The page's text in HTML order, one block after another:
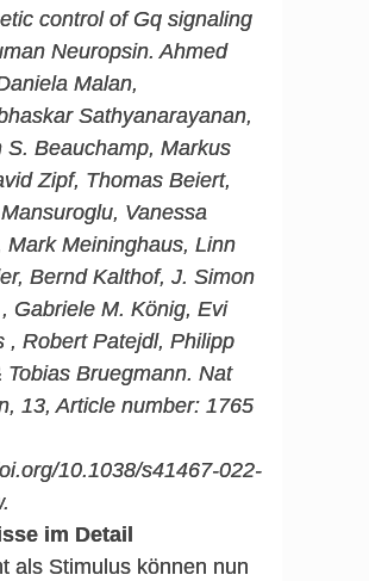
control of Gq signaling
Neuropsin. Ahmed
Malan,
Sathyanarayanan,
S. Beauchamp, Markus
Zipf, Thomas Beiert,
Vanessa
Mark Meininghaus, Linn
Bernd Kalthof, J. Simon
Gabriele M. König, Evi
, Robert Patejdl, Philipp
Tobias Bruegmann. Nat
13, Article number: 1765
10.1038/s41467-022-
im Detail
als Stimulus können nun